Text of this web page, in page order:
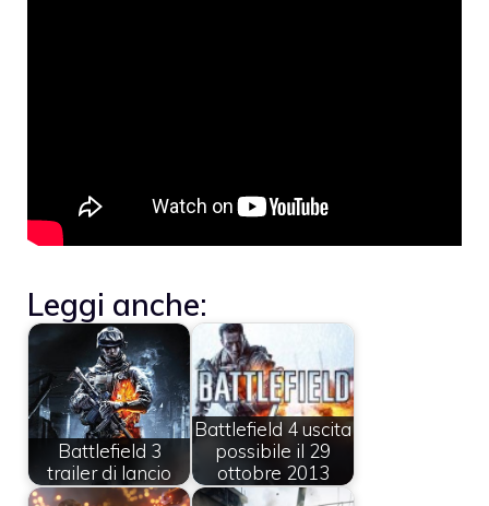
Leggi anche:
Battlefield 3
trailer di lancio
Battlefield 4 uscita
possibile il 29
ottobre 2013